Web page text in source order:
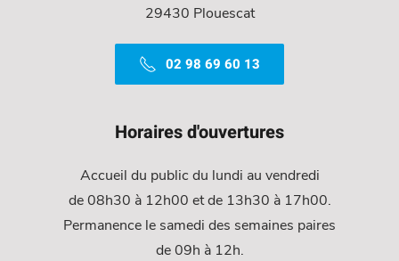
29430 Plouescat
02 98 69 60 13
Horaires d'ouvertures
Accueil du public du lundi au vendredi
de 08h30 à 12h00 et de 13h30 à 17h00.
Permanence le samedi des semaines paires
de 09h à 12h.